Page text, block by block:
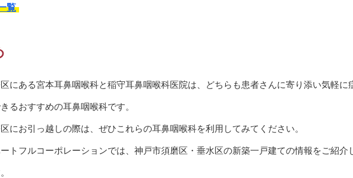
覧
にある宮本耳鼻咽喉科と稲守耳鼻咽喉科医院は、どちらも患者さんに寄り添い気軽に
るおすすめの耳鼻咽喉科です。
にお引っ越しの際は、ぜひこれらの耳鼻咽喉科を利用してみてください。
トフルコーポレーションでは、神戸市須磨区・垂水区の新築一戸建ての情報をご紹介